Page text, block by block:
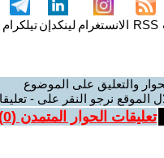
RSS الانستغرام لينكدإنتيلكرام
والتعليق على الموضوع
الموقع نرجو النقر على -
تعليقات الحوار المتمدن (0
)